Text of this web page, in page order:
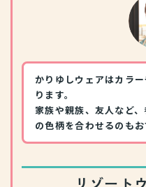
かりゆしウェアはカラ
ります。
家族や親族、友人など
の色柄を合わせるのもお